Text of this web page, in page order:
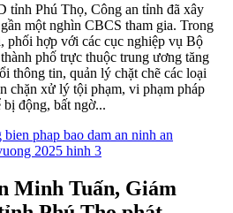
tỉnh Phú Thọ, Công an tỉnh đã xây
một nghìn CBCS tham gia. Trong
phối hợp với các cục nghiệp vụ Bộ
phố trực thuộc trung ương tăng
thông tin, quản lý chặt chẽ các loại
chặn xử lý tội phạm, vi phạm pháp
động, bất ngờ...
Minh Tuấn, Giám